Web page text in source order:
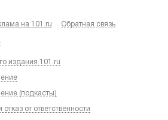
на 101.ru Обратная связь
издания 101.ru
(подкасты)
от ответственности